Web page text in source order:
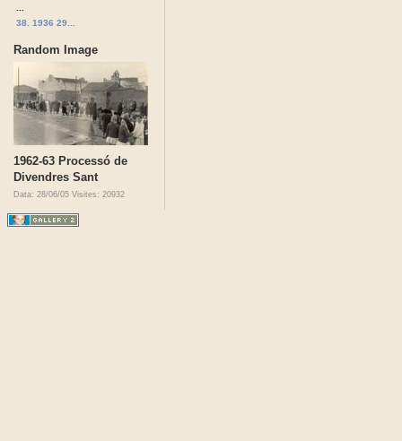
38. 1936 29...
Random Image
1962-63 Processó de
Divendres Sant
Data: 28/06/05 Visites: 20932